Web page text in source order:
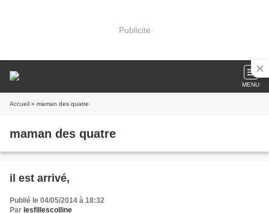
Publicité
MENU
Accueil » maman des quatre
maman des quatre
il est arrivé,
Publié le 04/05/2014 à 18:32
Par lesfillescolline